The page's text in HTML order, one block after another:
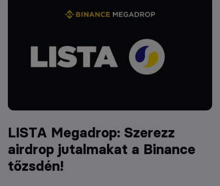
LISTA Megadrop: Szerezz
airdrop jutalmakat a Binance
tőzsdén!